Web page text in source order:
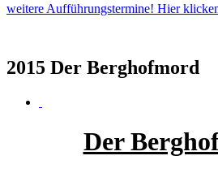
weitere Aufführungstermine! Hier
2015 Der Berghofmord
Der